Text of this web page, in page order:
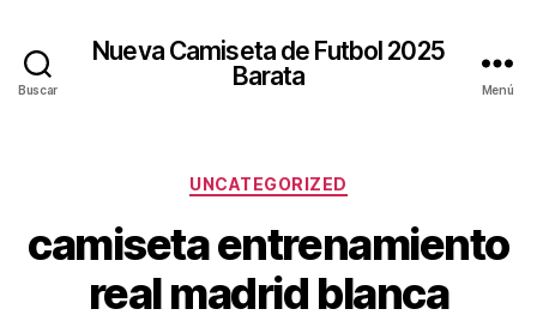
Buscar
Nueva Camiseta de Futbol 2025
Barata
Menú
Categorías
UNCATEGORIZED
camiseta entrenamiento
real madrid blanca